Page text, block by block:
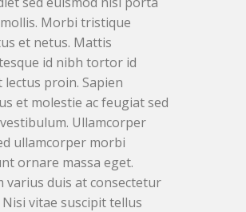
Morbi tristique
et netus. Mattis
id nibh tortor id
lectus proin. Sapien
et molestie ac feugiat sed
Ullamcorper
ullamcorper morbi
ornare massa eget.
varius duis at consectetur
vitae suscipit tellus